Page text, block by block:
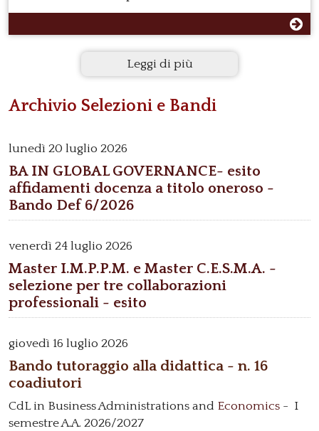
Leggi di più
Archivio Selezioni e Bandi
lunedì 20 luglio 2026
BA IN GLOBAL GOVERNANCE- esito
affidamenti docenza a titolo oneroso -
Bando Def 6/2026
venerdì 24 luglio 2026
Master I.M.P.P.M. e Master C.E.S.M.A. -
selezione per tre collaborazioni
professionali - esito
giovedì 16 luglio 2026
Bando tutoraggio alla didattica - n. 16
coadiutori
CdL in Business Administrations and Economics - I
semestre A.A. 2026/2027